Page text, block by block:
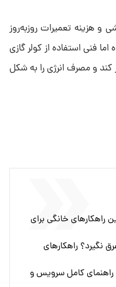
هزینه تعمیرات روزبه‌روز
فنی استفاده از کولر گازی
کند و مصرف انرژی را به شکل
راهکارهای خانگی برای
نگیرد؟ راهکارهای
راهنمای کامل سرویس و